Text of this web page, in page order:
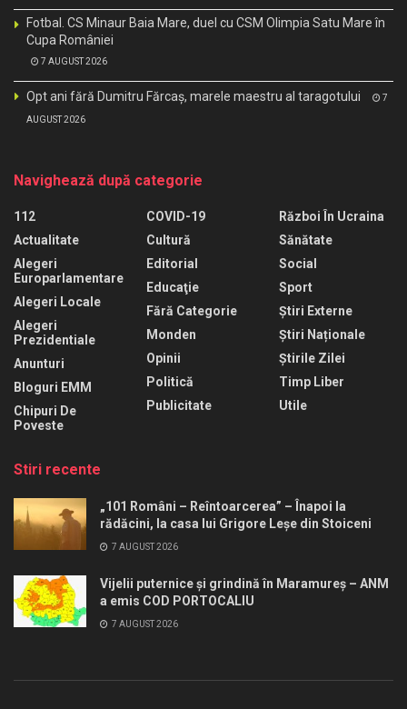
Fotbal. CS Minaur Baia Mare, duel cu CSM Olimpia Satu Mare în
Cupa României
7 AUGUST 2026
Opt ani fără Dumitru Fărcaș, marele maestru al taragotului 7
AUGUST 2026
Navighează după categorie
112
Actualitate
Alegeri
Europarlamentare
Alegeri Locale
Alegeri
Prezidentiale
Anunturi
Bloguri EMM
Chipuri De
Poveste
COVID-19
Cultură
Editorial
Educaţie
Fără Categorie
Monden
Opinii
Politică
Publicitate
Război În Ucraina
Sănătate
Social
Sport
Știri Externe
Știri Naționale
Știrile Zilei
Timp Liber
Utile
Stiri recente
„101 Români – Reîntoarcerea” – Înapoi la
rădăcini, la casa lui Grigore Leșe din Stoiceni
7 AUGUST 2026
Vijelii puternice și grindină în Maramureș – ANM
a emis COD PORTOCALIU
7 AUGUST 2026